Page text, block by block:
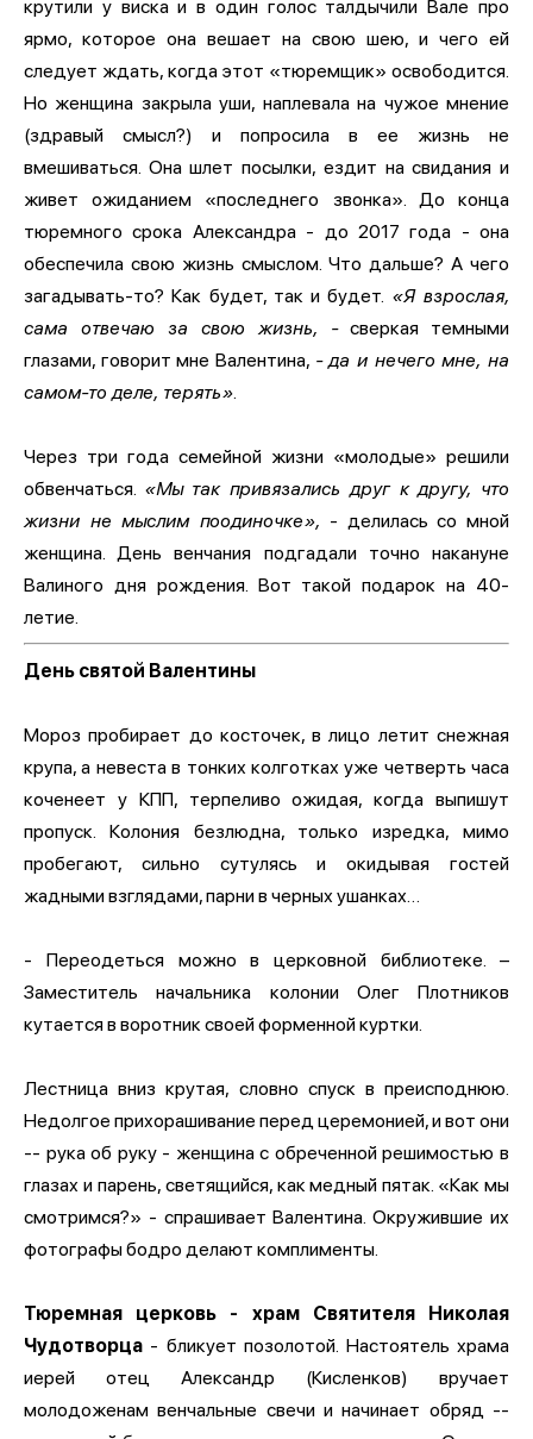
крутили у виска и в один голос талдычили Вале про
ярмо, которое она вешает на свою шею, и чего ей
следует ждать, когда этот «тюремщик» освободится.
Но женщина закрыла уши, наплевала на чужое мнение
(здравый смысл?) и попросила в ее жизнь не
вмешиваться. Она шлет посылки, ездит на свидания и
живет ожиданием «последнего звонка». До конца
тюремного срока Александра - до 2017 года - она
обеспечила свою жизнь смыслом. Что дальше? А чего
загадывать-то? Как будет, так и будет. «Я взрослая,
сама отвечаю за свою жизнь, -сверкая темными
глазами, говорит мне Валентина, - да и нечего мне, на
самом-то деле, терять»
Через три года семейной жизни «молодые» решили
обвенчаться. «Мы так привязались друг к другу, что
жизни не мыслим поодиночке», - делилась со мной
женщина. День венчания подгадали точно накануне
Валиного дня рождения. Вот такой подарок на 40-
летие.
День святой Валентины
Мороз пробирает до косточек, в лицо летит снежная
крупа, а невеста в тонких колготках уже четверть часа
коченеет у КПП, терпеливо ожидая, когда выпишут
пропуск. Колония безлюдна, только изредка, мимо
пробегают, сильно сутулясь и окидывая гостей
жадными взглядами, парни в черных ушанках…
- Переодеться можно в церковной библиотеке. –
Заместитель начальника колонии Олег Плотников
кутается в воротник своей форменной куртки.
Лестница вниз крутая, словно спуск в преисподнюю.
Недолгое прихорашивание перед церемонией, и вот они
-- рука об руку - женщина с обреченной решимостью в
глазах и парень, светящийся, как медный пятак. «Как мы
смотримся?» - спрашивает Валентина. Окружившие их
фотографы бодро делают комплименты.
Тюремная церковь - храм Святителя Николая
Чудотворца - бликует позолотой. Настоятель храма
иерей отец Александр (Кисленков) вручает
молодоженам венчальные свечи и начинает обряд --